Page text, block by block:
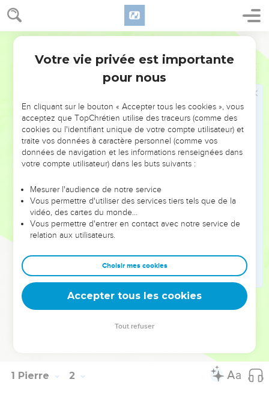
1 Pierre 1
de personnes, juge selon l'oeuvre de chacun, conduisez-
vous avec crainte pendant le temps de votre séjour ici-bas,
sachant que vous avez été rachetés de votre vaine
conduite qui vous avait été enseignée par vos pères, non par
des choses corruptibles, de l'argent ou de l'or,
mais par le sang précieux de Christ, comme d'un agneau
préconnu dès avant la fondation du monde, mais
manifesté à la fin des temps pour vous,
qui, par lui, croyez en Dieu qui l'a ressuscité d'entre les
morts et lui a donné la gloire, en sorte que votre foi et votre
Ayant purifié vos âmes par l'obéissance à la vérité, pour
que vous ayez une affection fraternelle sans hypocrisie,
aimez-vous l'un l'autre ardemment, d'un coeur pur,
23
corruptible, mais par une semence incorruptible, par la
vivante et permanente parole de Dieu :
parce que" toute chair est comme l'herbe, et toute sa
gloire comme la fleur de l'herbe : l'herbe a séché et sa fleur
1 Pierre 2
Votre vie privée est importante
pour nous
En cliquant sur le bouton « Accepter tous les cookies », vous
acceptez que TopChrétien utilise des traceurs (comme des
cookies ou l'identifiant unique de votre compte utilisateur) et
traite vos données à caractère personnel (comme vos
données de navigation et les informations renseignées dans
votre compte utilisateur) dans les buts suivants :
Mesurer l'audience de notre service
Vous permettre d'utiliser des services tiers tels que de la
vidéo, des cartes du monde…
Vous permettre d'entrer en contact avec notre service de
relation aux utilisateurs.
Choisir mes cookies
Accepter tous les cookies
Tout refuser